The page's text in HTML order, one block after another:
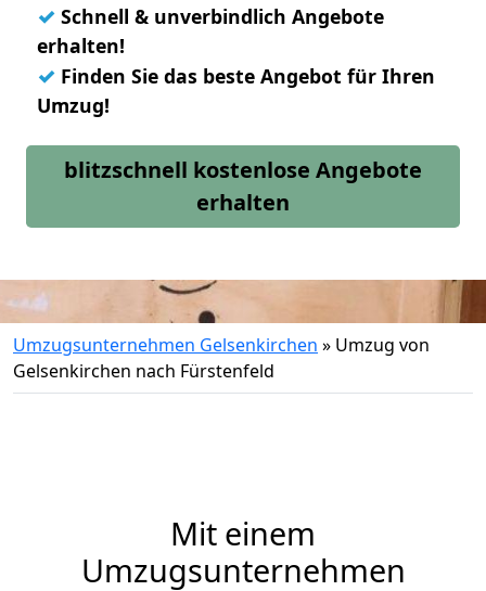
✓ Schnell & unverbindlich Angebote
erhalten!
✓ Finden Sie das beste Angebot für Ihren
Umzug!
blitzschnell kostenlose Angebote
erhalten
Umzugsunternehmen Gelsenkirchen » Umzug von
Gelsenkirchen nach Fürstenfeld
Mit einem
Umzugsunternehmen